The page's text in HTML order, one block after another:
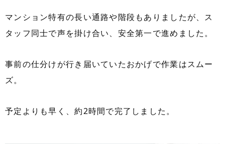
マンション特有の長い通路や階段もありましたが、ス
タッフ同士で声を掛け合い、安全第一で進めました。
事前の仕分けが行き届いていたおかげで作業はスムー
ズ。
予定よりも早く、約2時間で完了しました。